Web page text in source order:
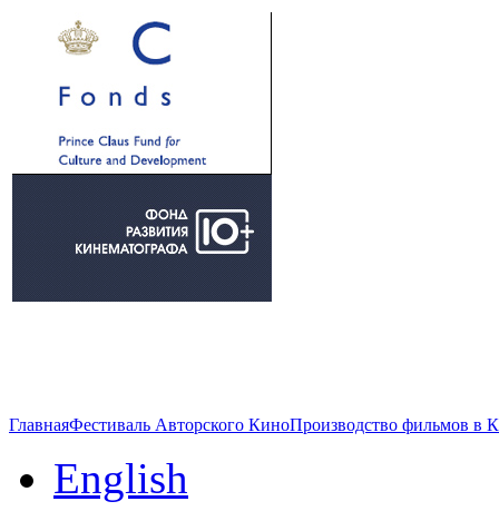
ГлавнаяФестиваль Авторского КиноПроизводство фильмов в
English